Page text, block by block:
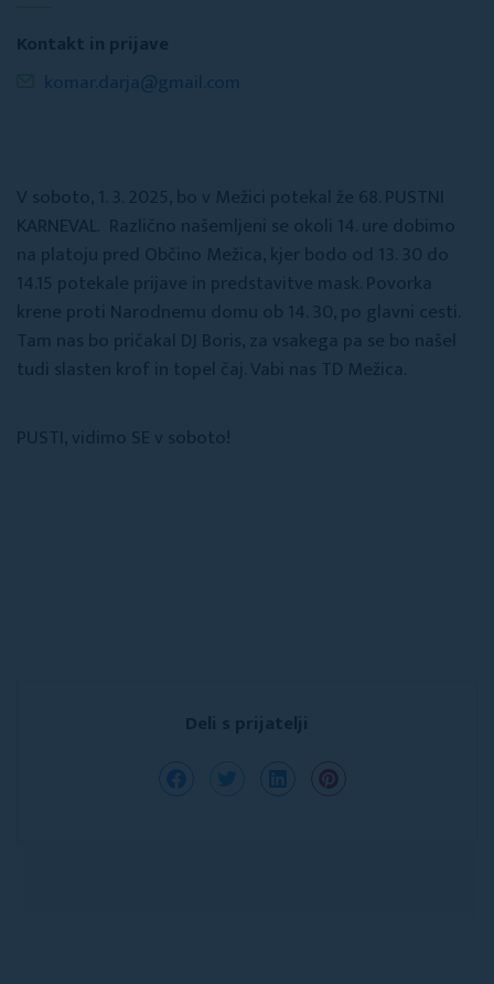
Kontakt in prijave
komar.darja@gmail.com
V soboto, 1. 3. 2025, bo v Mežici potekal že 68. PUSTNI
KARNEVAL. Različno našemljeni se okoli 14. ure dobimo
na platoju pred Občino Mežica, kjer bodo od 13. 30 do
14.15 potekale prijave in predstavitve mask. Povorka
krene proti Narodnemu domu ob 14. 30, po glavni cesti.
Tam nas bo pričakal DJ Boris, za vsakega pa se bo našel
tudi slasten krof in topel čaj. Vabi nas TD Mežica.
PUSTI, vidimo SE v soboto!
Deli s prijatelji